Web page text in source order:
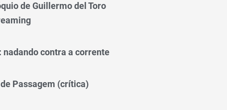
de Guillermo del Toro
nadando contra a corrente
Passagem (crítica)